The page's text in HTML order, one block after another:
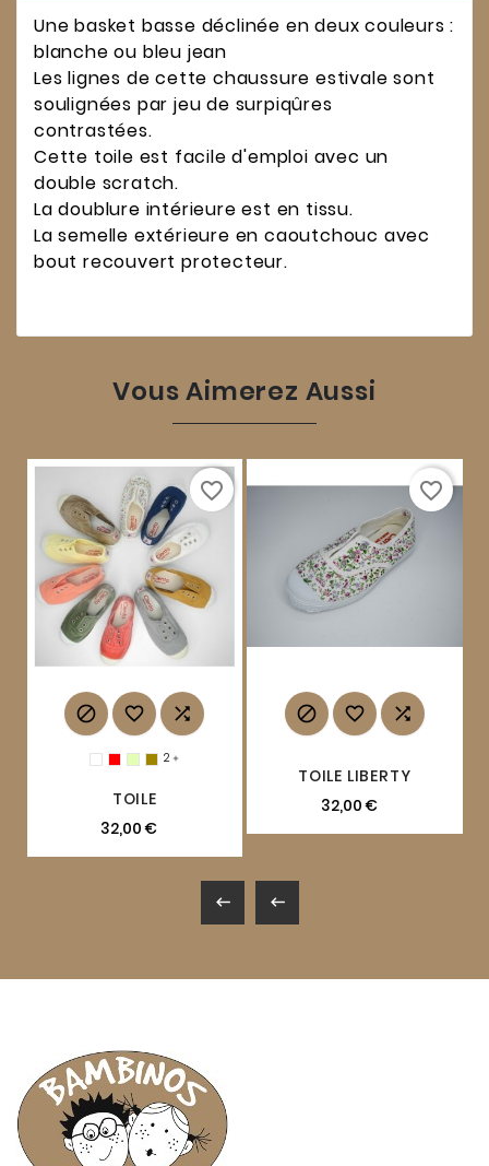
Une basket basse déclinée en deux couleurs :
blanche ou bleu jean
Les lignes de cette chaussure estivale sont
soulignées par jeu de surpiqûres
contrastées.
Cette toile est facile d'emploi avec un
double scratch.
La doublure intérieure est en tissu.
La semelle extérieure en caoutchouc avec
bout recouvert protecteur.
Vous Aimerez Aussi
  
2 
TOILE
32,00 €
favorite_border
  
TOILE LIBERTY
32,00 €
favorite_border
 